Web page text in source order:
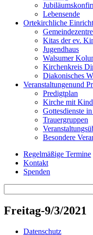
Lebensende
Ortekirchliche
Kitas der ev.
Jugendhaus
Walsumer
Kirchenkreis
Diakonisches
Veranstaltungenund
Predigtplan
Kirche mit
Gottesdienste
Trauergruppen
Besondere
Regelmäßige Termine
Kontakt
Spenden
for:
Freitag-9/3/2021
Datenschutz